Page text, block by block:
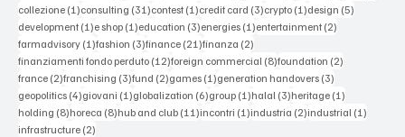
collezione (1)1 post
consulting (31)31 posts
contest (1)1 post
credit card (3)3 posts
crypto (1)1 post
design (5)5 posts
development (1)1 post
e shop (1)1 post
education (3)3 posts
energies (1)1 post
entertainment (2)2 posts
farmadvisory (1)1 post
fashion (3)3 posts
finance (21)21 posts
finanza (2)2 posts
finanziamenti fondo perduto (12)12 posts
foreign commercial (8)8 posts
foundation (2)2 posts
france (2)2 posts
franchising (3)3 posts
fund (2)2 posts
games (1)1 post
generation handovers (3)3 posts
geopolitics (4)4 posts
giovani (1)1 post
globalization (6)6 posts
group (1)1 post
halal (3)3 posts
heritage (1)1 post
holding (8)8 posts
horeca (8)8 posts
hub and club (11)11 posts
incontri (1)1 post
industria (2)2 posts
industrial (1)1 post
infrastructure (2)2 posts